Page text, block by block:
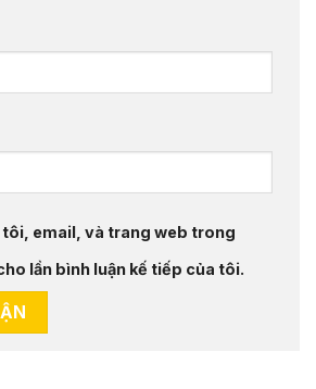
tôi, email, và trang web trong
lần bình luận kế tiếp của tôi.